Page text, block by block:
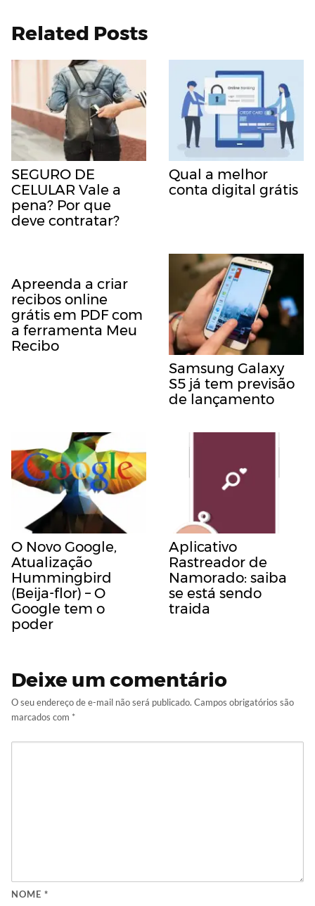
Related Posts
SEGURO DE
CELULAR Vale a
pena? Por que
deve contratar?
Qual a melhor
conta digital grátis
Apreenda a criar
recibos online
grátis em PDF com
a ferramenta Meu
Recibo
Samsung Galaxy
S5 já tem previsão
de lançamento
O Novo Google,
Atualização
Hummingbird
(Beija-flor) – O
Google tem o
poder
Aplicativo
Rastreador de
Namorado: saiba
se está sendo
traida
Deixe um comentário
O seu endereço de e-mail não será publicado. Campos obrigatórios são
marcados com *
NOME *